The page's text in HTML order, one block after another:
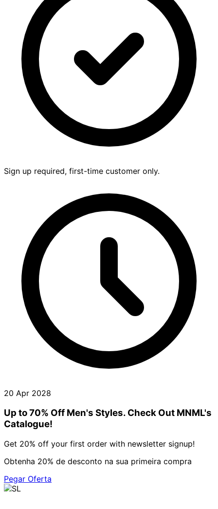
Sign up required, first-time customer only.
20 Apr 2028
Up to 70% Off Men's Styles. Check Out MNML's
Catalogue!
Get 20% off your first order with newsletter signup!
Obtenha 20% de desconto na sua primeira compra
Pegar Oferta